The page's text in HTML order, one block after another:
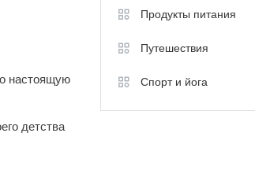
настоящую
детства
Продукты питания
Путешествия
Спорт и йога